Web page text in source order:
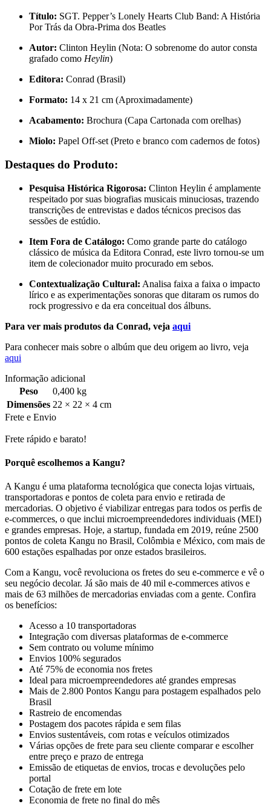
Título: SGT. Pepper’s Lonely Hearts Club Band: A História
Por Trás da Obra-Prima dos Beatles
Autor: Clinton Heylin (Nota: O sobrenome do autor consta
grafado como Heylin)
Editora: Conrad (Brasil)
Formato: 14 x 21 cm (Aproximadamente)
Acabamento: Brochura (Capa Cartonada com orelhas)
Miolo: Papel Off-set (Preto e branco com cadernos de fotos)
Destaques do Produto:
Pesquisa Histórica Rigorosa: Clinton Heylin é amplamente
respeitado por suas biografias musicais minuciosas, trazendo
transcrições de entrevistas e dados técnicos precisos das
sessões de estúdio.
Item Fora de Catálogo: Como grande parte do catálogo
clássico de música da Editora Conrad, este livro tornou-se um
item de colecionador muito procurado em sebos.
Contextualização Cultural: Analisa faixa a faixa o impacto
lírico e as experimentações sonoras que ditaram os rumos do
rock progressivo e da era conceitual dos álbuns.
Para ver mais produtos da Conrad, veja aqui
Para conhecer mais sobre o albúm que deu origem ao livro, veja
aqui
Informação adicional
Peso
0,400 kg
Dimensões 22 × 22 × 4 cm
Frete e Envio
Frete rápido e barato!
Porquê escolhemos a Kangu?
A Kangu é uma plataforma tecnológica que conecta lojas virtuais,
transportadoras e pontos de coleta para envio e retirada de
mercadorias. O objetivo é viabilizar entregas para todos os perfis de
e-commerces, o que inclui microempreendedores individuais (MEI)
e grandes empresas. Hoje, a startup, fundada em 2019, reúne 2500
pontos de coleta Kangu no Brasil, Colômbia e México, com mais de
600 estações espalhadas por onze estados brasileiros.
Com a Kangu, você revoluciona os fretes do seu e-commerce e vê o
seu negócio decolar. Já são mais de 40 mil e-commerces ativos e
mais de 63 milhões de mercadorias enviadas com a gente. Confira
os benefícios:
Acesso a 10 transportadoras
Integração com diversas plataformas de e-commerce
Sem contrato ou volume mínimo
Envios 100% segurados
Até 75% de economia nos fretes
Ideal para microempreendedores até grandes empresas
Mais de 2.800 Pontos Kangu para postagem espalhados pelo
Brasil
Rastreio de encomendas
Postagem dos pacotes rápida e sem filas
Envios sustentáveis, com rotas e veículos otimizados
Várias opções de frete para seu cliente comparar e escolher
entre preço e prazo de entrega
Emissão de etiquetas de envios, trocas e devoluções pelo
portal
Cotação de frete em lote
Economia de frete no final do mês